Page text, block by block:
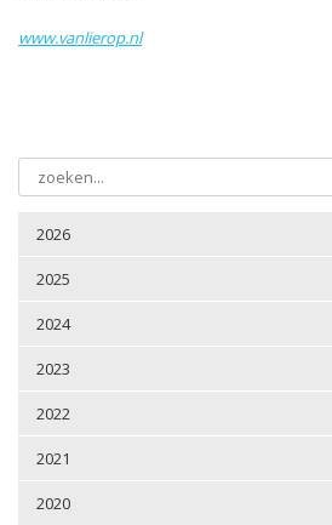
2026
2025
2024
2023
2022
2021
2020
www.vanlierop.nl